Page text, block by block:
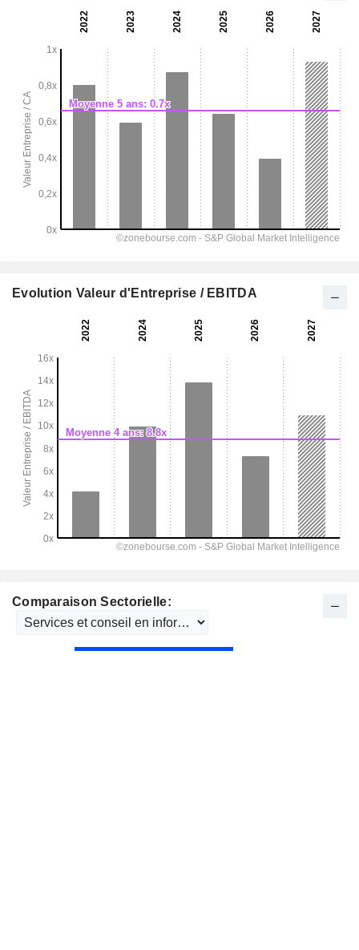
Comparaison Sectorielle:
Evolution Valeur d'Entreprise / EBITDA